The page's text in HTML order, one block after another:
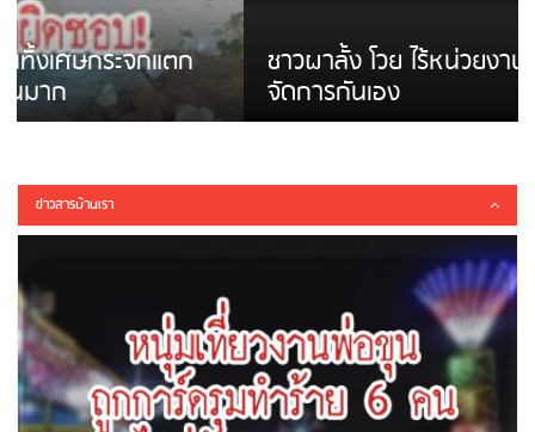
ชาวผาลั้ง โวย ไร้หน่วยงานดูแล ดินสไลด์ ต้อง
จัดการกันเอง
ข่าวสารบ้านเรา